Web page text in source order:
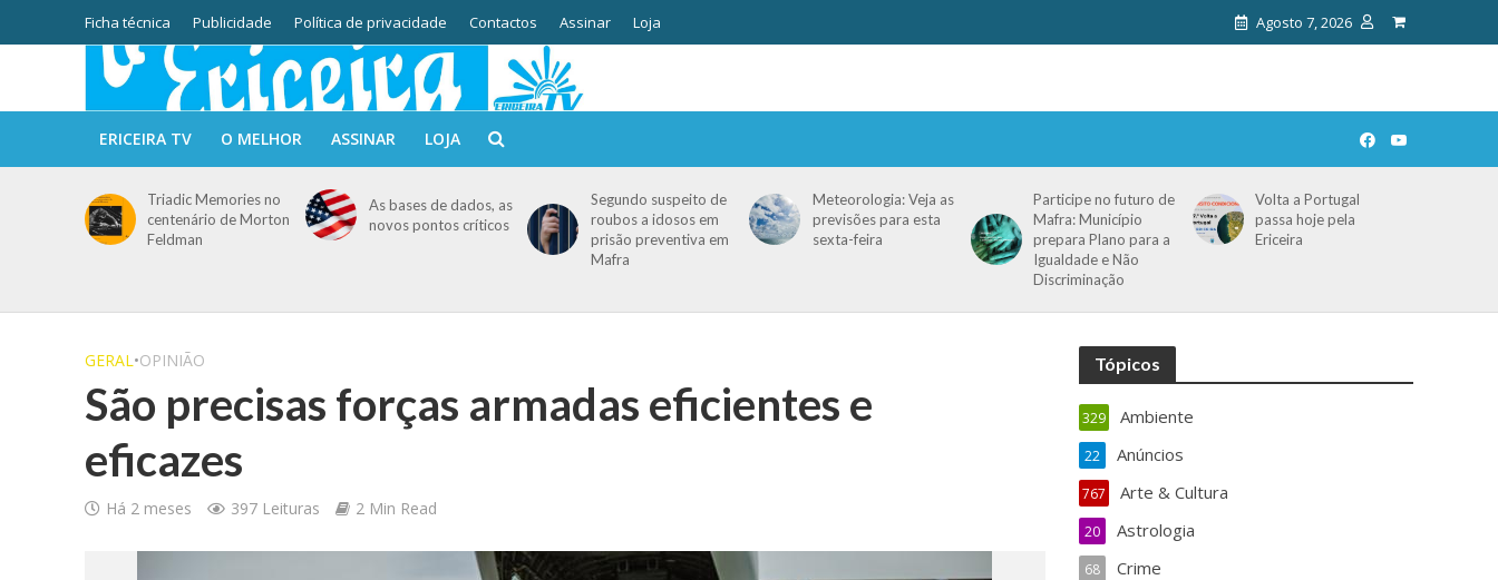
Ficha técnica Publicidade Política de privacidade Contactos Assinar Loja Agosto 7, 2026
ERICEIRA TV O MELHOR ASSINAR LOJA
Triadic Memories no
centenário de Morton
Feldman
As bases de dados, as
novos pontos críticos
Segundo suspeito de
roubos a idosos em
prisão preventiva em
Mafra
Meteorologia: Veja as
previsões para esta
sexta-feira
Participe no futuro de
Mafra: Município
prepara Plano para a
Igualdade e Não
Discriminação
Volta a Portugal
passa hoje pela
Ericeira
GERAL•OPINIÃO
São precisas forças armadas eficientes e
eficazes
Há 2 meses 397 Leituras 2 Min Read
Tópicos
Ambiente
329
Anúncios
22
Arte & Cultura
767
Astrologia
20
Crime
68